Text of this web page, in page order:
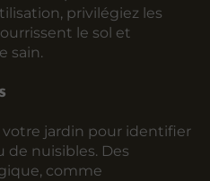
privilégiez les
le sol et
sain.
jardin pour identifier
de nuisibles. Des
comme